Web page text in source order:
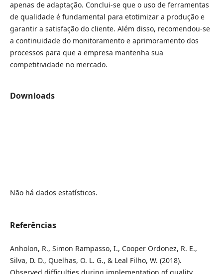
apenas de adaptação. Conclui-se que o uso de ferramentas
de qualidade é fundamental para etotimizar a produção e
garantir a satisfação do cliente. Além disso, recomendou-se
a continuidade do monitoramento e aprimoramento dos
processos para que a empresa mantenha sua
competitividade no mercado.
Downloads
Não há dados estatísticos.
Referências
Anholon, R., Simon Rampasso, I., Cooper Ordonez, R. E.,
Silva, D. D., Quelhas, O. L. G., & Leal Filho, W. (2018).